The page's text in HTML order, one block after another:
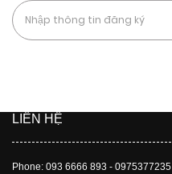
LIÊN HỆ
Phone: 093 6666 893 - 0975377235